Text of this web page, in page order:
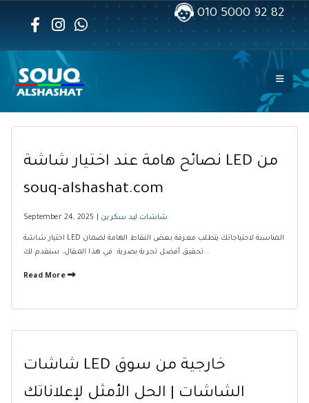
010 5000 92 82
نصائح هامة عند اختيار شاشة LED من
souq-alshashat.com
September 24, 2025 | شاشات ليد سكرين
اختيار شاشة LED المناسبة لاحتياجاتك يتطلب معرفة بعض النقاط الهامة لضمان
تحقيق أفضل تجربة بصرية. في هذا المقال، سنقدم لك...
Read More
شاشات LED خارجية من سوق
الشاشات | الحل الأمثل لإعلاناتك